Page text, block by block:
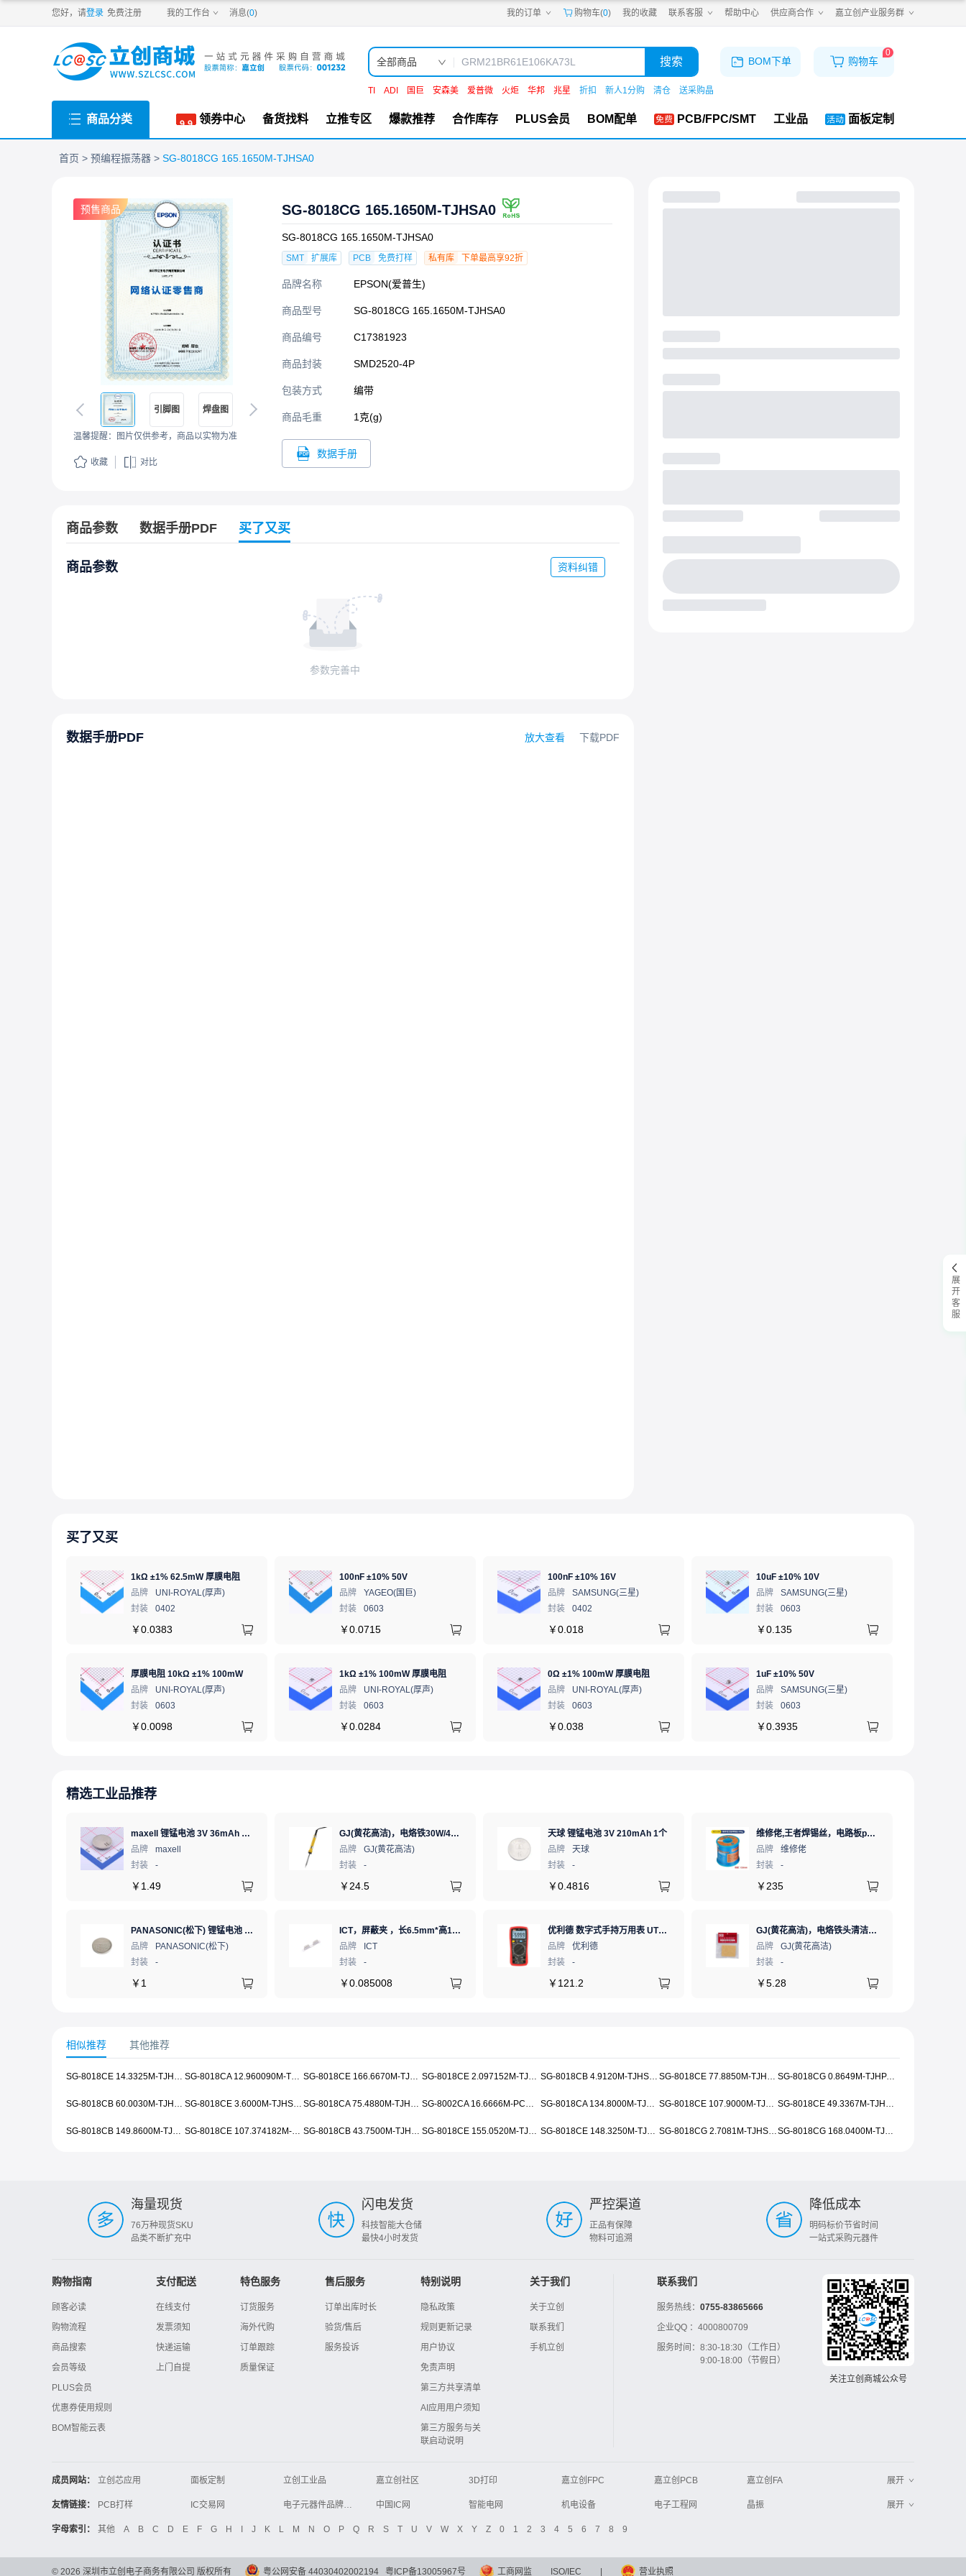
您好，请登录 免费注册 我的工作台 消息(0) 我的订单 购物车(0) 我的收藏 联系客服 帮助中心 供应商合作 嘉立创产业服务群
嘉立创PCB
嘉立创FA
机电工坊
全部商品 搜索
TI ADI 国巨 安森美 爱普微 火炬 华邦 兆星 折扣 新人1分购 清仓 送采购晶
BOM下单 购物车
0
商品分类 领券中心 备货找料 立推专区 爆款推荐 合作库存 PLUS会员 BOM配单 PCB/FPC/SMT 工业品 面板定制
首页 预编程振荡器 SG-8018CG 165.1650M-TJHSA0
预售商品
引脚图 焊盘图
温馨提醒：图片仅供参考，商品以实物为准
收藏 对比
SG-8018CG 165.1650M-TJHSA0
SG-8018CG 165.1650M-TJHSA0
SMT 扩展库 PCB 免费打样 私有库 下单最高享92折
品牌名称 EPSON(爱普生)
商品型号 SG-8018CG 165.1650M-TJHSA0
商品编号 C17381923
商品封装 SMD2520-4P​
包装方式 编带
商品毛重 1克(g)
数据手册
商品参数 数据手册PDF 买了又买
商品参数 资料纠错
参数完善中
数据手册PDF 放大查看 下载PDF
买了又买
1kΩ ±1% 62.5mW 厚膜电阻
品牌
UNI-ROYAL(厚声)
封装
0402
￥0.0383
100nF ±10% 50V
品牌
YAGEO(国巨)
封装
0603
￥0.0715
100nF ±10% 16V
品牌
SAMSUNG(三星)
封装
0402
￥0.018
10uF ±10% 10V
品牌
SAMSUNG(三星)
封装
0603
￥0.135
厚膜电阻 10kΩ ±1% 100mW
品牌
UNI-ROYAL(厚声)
封装
0603
￥0.0098
1kΩ ±1% 100mW 厚膜电阻
品牌
UNI-ROYAL(厚声)
封装
0603
￥0.0284
0Ω ±1% 100mW 厚膜电阻
品牌
UNI-ROYAL(厚声)
封装
0603
￥0.038
1uF ±10% 50V
品牌
SAMSUNG(三星)
封装
0603
￥0.3935
精选工业品推荐
maxell 锂锰电池 3V 36mAh 1个
品牌
maxell
封装
-
￥ 1.49
GJ(黄花高洁)，电烙铁30W/40W/60W锡焊电烙铁焊接工具电焊笔手机电子维修（内热35W），NO.435(35W)
品牌
GJ(黄花高洁)
封装
-
￥ 24.5
天球 锂锰电池 3V 210mAh 1个
品牌
天球
封装
-
￥0.4816
维修佬,王者焊锡丝，电路板pcb焊接锡线，0.8mm800g,1个
品牌
维修佬
封装
-
￥ 235
PANASONIC(松下) 锂锰电池 3V 225mAh 1个
品牌
PANASONIC(松下)
封装
-
￥ 1
ICT，屏蔽夹 ，长6.5mm*高1.17mm，ICSRC6508-015SFR
品牌
ICT
封装
-
￥0.085008
优利德 数字式手持万用表 UT890C NCV;三极管测试;二极管测试;火线辨别;真有效值;通断测试
品牌
优利德
封装
-
￥ 121.2
GJ(黄花高洁)，电烙铁头清洁海绵，高温海绵，清洁棉，除锡棉，擦锡棉，ST-11A
品牌
GJ(黄花高洁)
封装
-
￥5.28
相似推荐 其他推荐
SG-8018CG 0.8649M-TJHPA0
海量现货
76万种现货SKU
品类不断扩充中
闪电发货
科技智能大仓储
最快4小时发货
严控渠道
正品有保障
物料可追溯
降低成本
明码标价节省时间
一站式采购元器件
购物指南
顾客必读
购物流程
商品搜索
会员等级
PLUS会员
优惠券使用规则
BOM智能云表
支付配送
在线支付
发票须知
快递运输
上门自提
特色服务
订货服务
海外代购
订单跟踪
质量保证
售后服务
订单出库时长
验货/售后
服务投诉
特别说明
隐私政策
规则更新记录
用户协议
免责声明
第三方共享清单
AI应用用户须知
第三方服务与关
联启动说明
关于我们
关于立创
联系我们
手机立创
联系我们
服务热线： 0755-83865666
企业QQ ： 4000800709
服务时间： 8:30-18:30（工作日）
9:00-18:00（节假日）
关注立创商城公众号
成员网站： 立创芯应用 面板定制 立创工业品 嘉立创社区 3D打印 嘉立创FPC 嘉立创PCB
嘉立创FA
立创电子设计大赛
立创开源硬件 ZXHPCB
展开
友情链接： PCB打样 IC交易网 中国IC网 智能电网 机电设备 电子工程网
晶振
电子技术应用
21icsearch 电子展 液晶屏交易中心 中国包装网 电子元器件查询
展开
字母索引： 其他 A B C D E F G H I J K L M N O P Q R S T U V W X Y Z 0 1 2 3 4 5 6 7 8 9
© 2026 深圳市立创电子商务有限公司 版权所有 粤公网安备 44030402002194 粤ICP备13005967号 工商网监 ISO/IEC | 营业执照
展开客服